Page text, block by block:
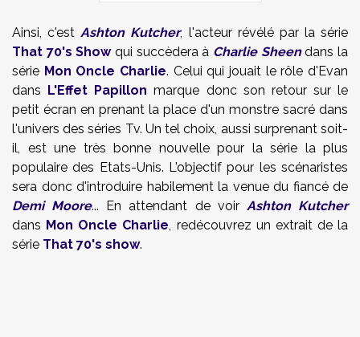
Ainsi, c'estAshton Kutcher, l'acteur révélé par la série
That 70's Showqui succèdera à Charlie Sheendans la
série Mon Oncle Charlie. Celui qui jouait le rôle d'Evan
dans L'Effet Papillon marque donc son retour sur le
petit écran en prenant la place d'un monstre sacré dans
l'univers des séries Tv. Un tel choix, aussi surprenant soit-
il, est une très bonne nouvelle pour la série la plus
populaire des Etats-Unis. L'objectif pour les scénaristes
sera donc d'introduire habilement la venue du fiancé de
Demi Moore... En attendant de voir Ashton Kutcher
dans Mon Oncle Charlie, redécouvrez un extrait de la
série That 70's show.